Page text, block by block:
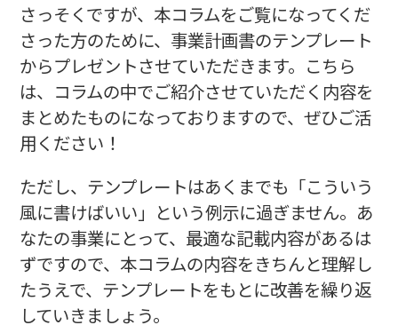
さっそくですが、本コラムをご覧になってくだ
さった方のために、事業計画書のテンプレート
からプレゼントさせていただきます。こちら
は、コラムの中でご紹介させていただく内容を
まとめたものになっておりますので、ぜひご活
用ください！
ただし、テンプレートはあくまでも「こういう
風に書けばいい」という例示に過ぎません。あ
なたの事業にとって、最適な記載内容があるは
ずですので、本コラムの内容をきちんと理解し
たうえで、テンプレートをもとに改善を繰り返
していきましょう。